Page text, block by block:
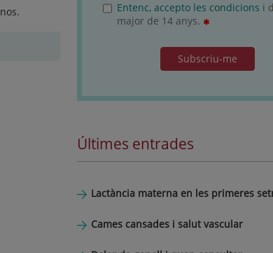
Entenc, accepto les condicions i
major de 14 anys.
Subscriu-me
Últimes entrades
Lactància materna en les primeres
Cames cansades i salut vascular